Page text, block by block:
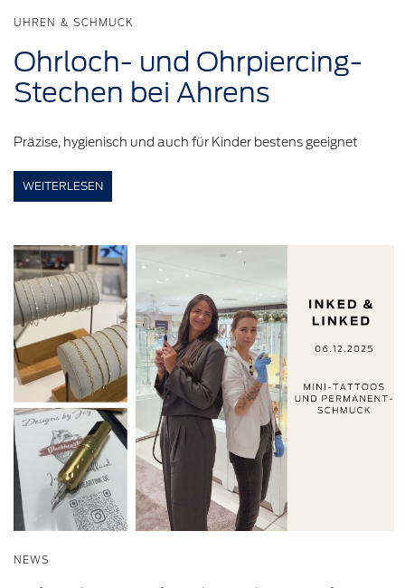
UHREN & SCHMUCK
Ohrloch- und Ohrpiercing-
Stechen bei Ahrens
Präzise, hygienisch und auch für Kinder bestens geeignet
WEITERLESEN
NEWS